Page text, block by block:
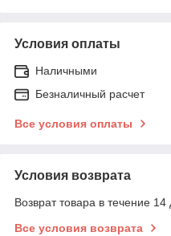
Условия оплаты
Наличными
Безналичный расчет
Все условия оплаты
Условия возврата
Возврат товара в течение
Все условия возврата